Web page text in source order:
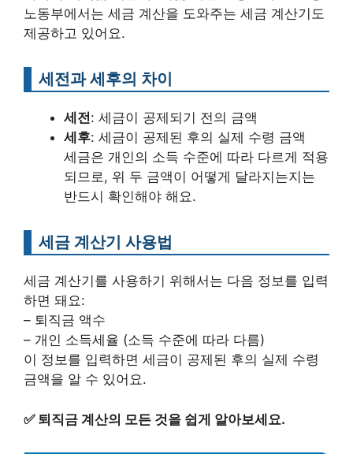
노동부에서는 세금 계산을 도와주는 세금 계산기도
제공하고 있어요.
세전과 세후의 차이
세전: 세금이 공제되기 전의 금액
세후: 세금이 공제된 후의 실제 수령 금액
세금은 개인의 소득 수준에 따라 다르게 적용
되므로, 위 두 금액이 어떻게 달라지는지는
반드시 확인해야 해요.
세금 계산기 사용법
세금 계산기를 사용하기 위해서는 다음 정보를 입력
하면 돼요:
– 퇴직금 액수
– 개인 소득세율 (소득 수준에 따라 다름)
이 정보를 입력하면 세금이 공제된 후의 실제 수령
금액을 알 수 있어요.
✅ 퇴직금 계산의 모든 것을 쉽게 알아보세요.